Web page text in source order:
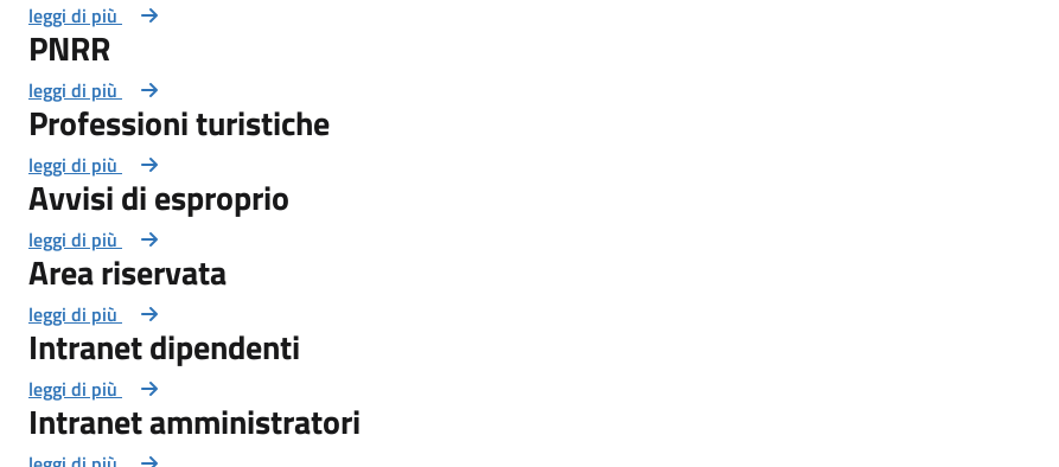
leggi di più
PNRR
leggi di più
Professioni turistiche
leggi di più
Avvisi di esproprio
leggi di più
Area riservata
leggi di più
Intranet dipendenti
leggi di più
Intranet amministratori